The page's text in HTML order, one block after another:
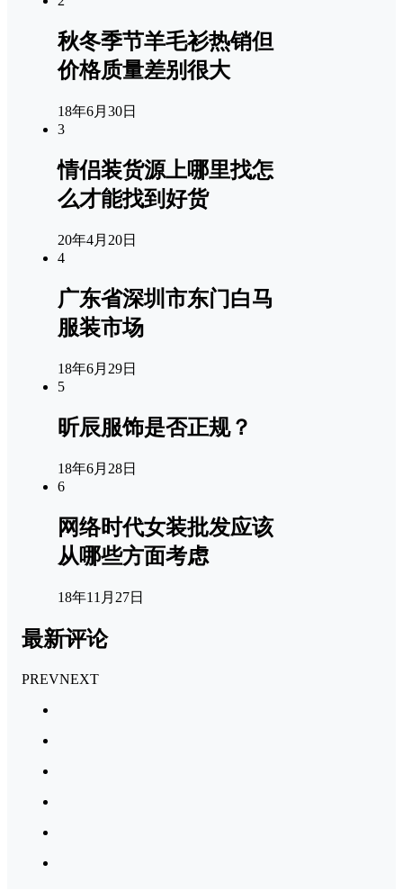
秋冬季节羊毛衫热销但
价格质量差别很大
18年6月30日
3
情侣装货源上哪里找怎
么才能找到好货
20年4月20日
4
广东省深圳市东门白马
服装市场
18年6月29日
5
昕辰服饰是否正规？
18年6月28日
6
网络时代女装批发应该
从哪些方面考虑
18年11月27日
最新评论
PREVNEXT